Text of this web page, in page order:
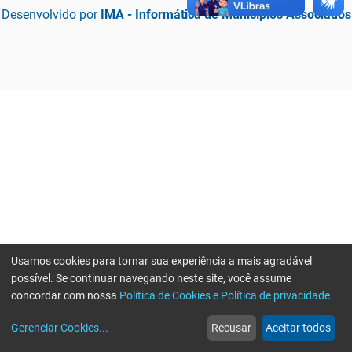
Desenvolvido por IMA - Informática de Municípios Associados
web
Notícias
more_horiz
Mais
Usamos cookies para tornar sua experiência a mais agradável
possível. Se continuar navegando neste site, você assume
concordar com nossa Política de Cookies e Política de privacidade
Gerenciar Cookies... Recusar Aceitar todos
Erro ao enviar informações, por favor tente novamente